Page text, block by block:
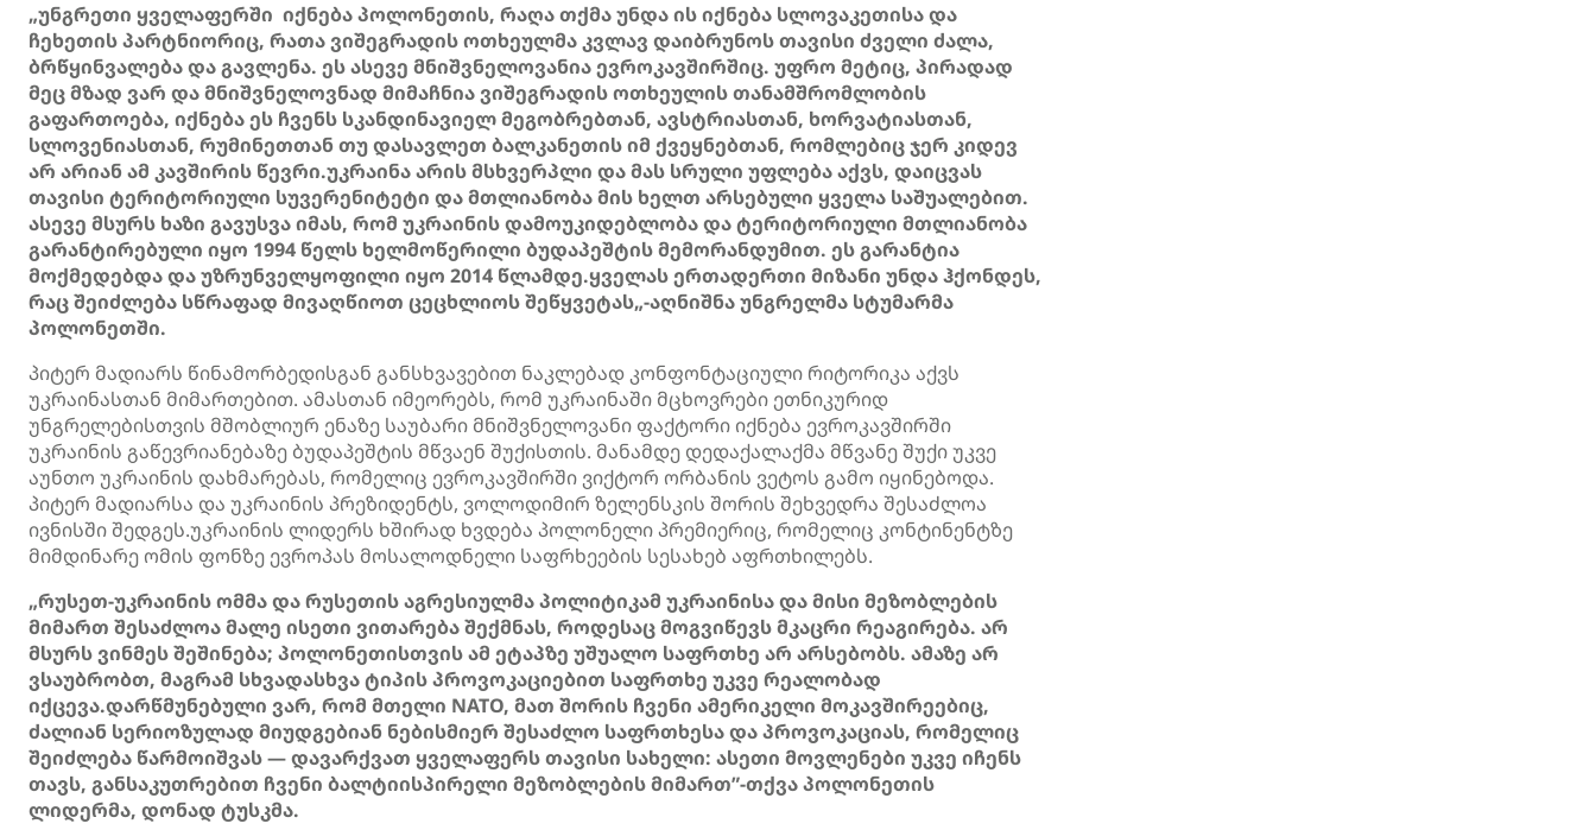
„უნგრეთი ყველაფერში იქნება პოლონეთის, რაღა თქმა უნდა ის იქნება სლოვაკეთისა და
ჩეხეთის პარტნიორიც, რათა ვიშეგრადის ოთხეულმა კვლავ დაიბრუნოს თავისი ძველი ძალა,
ბრწყინვალება და გავლენა. ეს ასევე მნიშვნელოვანია ევროკავშირშიც. უფრო მეტიც, პირადად
მეც მზად ვარ და მნიშვნელოვნად მიმაჩნია ვიშეგრადის ოთხეულის თანამშრომლობის
გაფართოება, იქნება ეს ჩვენს სკანდინავიელ მეგობრებთან, ავსტრიასთან, ხორვატიასთან,
სლოვენიასთან, რუმინეთთან თუ დასავლეთ ბალკანეთის იმ ქვეყნებთან, რომლებიც ჯერ კიდევ
არ არიან ამ კავშირის წევრი.უკრაინა არის მსხვერპლი და მას სრული უფლება აქვს, დაიცვას
თავისი ტერიტორიული სუვერენიტეტი და მთლიანობა მის ხელთ არსებული ყველა საშუალებით.
ასევე მსურს ხაზი გავუსვა იმას, რომ უკრაინის დამოუკიდებლობა და ტერიტორიული მთლიანობა
გარანტირებული იყო 1994 წელს ხელმოწერილი ბუდაპეშტის მემორანდუმით. ეს გარანტია
მოქმედებდა და უზრუნველყოფილი იყო 2014 წლამდე.ყველას ერთადერთი მიზანი უნდა ჰქონდეს,
რაც შეიძლება სწრაფად მივაღწიოთ ცეცხლიოს შეწყვეტას„-აღნიშნა უნგრელმა სტუმარმა
პოლონეთში.
პიტერ მადიარს წინამორბედისგან განსხვავებით ნაკლებად კონფონტაციული რიტორიკა აქვს
უკრაინასთან მიმართებით. ამასთან იმეორებს, რომ უკრაინაში მცხოვრები ეთნიკურიდ
უნგრელებისთვის მშობლიურ ენაზე საუბარი მნიშვნელოვანი ფაქტორი იქნება ევროკავშირში
უკრაინის გაწევრიანებაზე ბუდაპეშტის მწვაენ შუქისთის. მანამდე დედაქალაქმა მწვანე შუქი უკვე
აუნთო უკრაინის დახმარებას, რომელიც ევროკავშირში ვიქტორ ორბანის ვეტოს გამო იყინებოდა.
პიტერ მადიარსა და უკრაინის პრეზიდენტს, ვოლოდიმირ ზელენსკის შორის შეხვედრა შესაძლოა
ივნისში შედგეს.უკრაინის ლიდერს ხშირად ხვდება პოლონელი პრემიერიც, რომელიც კონტინენტზე
მიმდინარე ომის ფონზე ევროპას მოსალოდნელი საფრხეების სესახებ აფრთხილებს.
„რუსეთ-უკრაინის ომმა და რუსეთის აგრესიულმა პოლიტიკამ უკრაინისა და მისი მეზობლების
მიმართ შესაძლოა მალე ისეთი ვითარება შექმნას, როდესაც მოგვიწევს მკაცრი რეაგირება. არ
მსურს ვინმეს შეშინება; პოლონეთისთვის ამ ეტაპზე უშუალო საფრთხე არ არსებობს. ამაზე არ
ვსაუბრობთ, მაგრამ სხვადასხვა ტიპის პროვოკაციებით საფრთხე უკვე რეალობად
იქცევა.დარწმუნებული ვარ, რომ მთელი NATO, მათ შორის ჩვენი ამერიკელი მოკავშირეებიც,
ძალიან სერიოზულად მიუდგებიან ნებისმიერ შესაძლო საფრთხესა და პროვოკაციას, რომელიც
შეიძლება წარმოიშვას — დავარქვათ ყველაფერს თავისი სახელი: ასეთი მოვლენები უკვე იჩენს
თავს, განსაკუთრებით ჩვენი ბალტიისპირელი მეზობლების მიმართ”-თქვა პოლონეთის
ლიდერმა, დონად ტუსკმა.